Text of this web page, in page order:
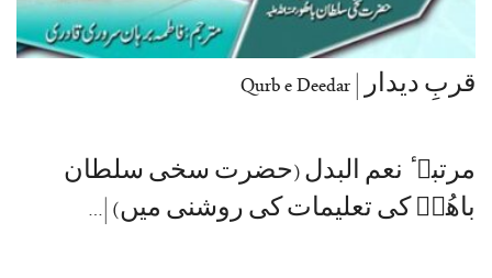
قربِ دیدار | Qurb e Deedar
مرتبہ ٔ نعم البدل (حضرت سخی سلطان
باھُوؒ کی تعلیمات کی روشنی میں) |…